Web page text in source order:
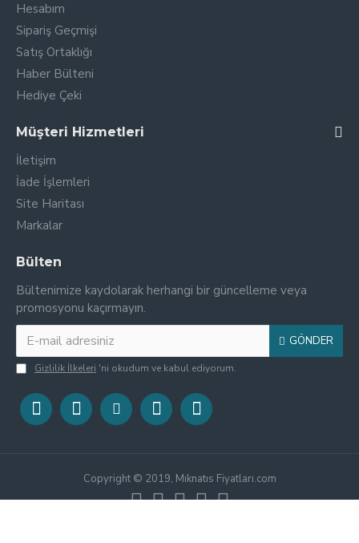
Hesabım
Sipariş Geçmişi
Satış Ortaklığı
Haber Bülteni
Hediye Çeki
Müşteri Hizmetleri
İletişim
İade İşlemleri
Site Haritası
Markalar
Bülten
Bültenimize kaydolarak herhangi bir güncelleme veya
promosyonu kaçırmayın.
GÖNDER
Gizlilik İlkeleri 'ni okudum ve kabul ediyorum.
Copyright © 2019, Mıknatıs Fiyatları.com